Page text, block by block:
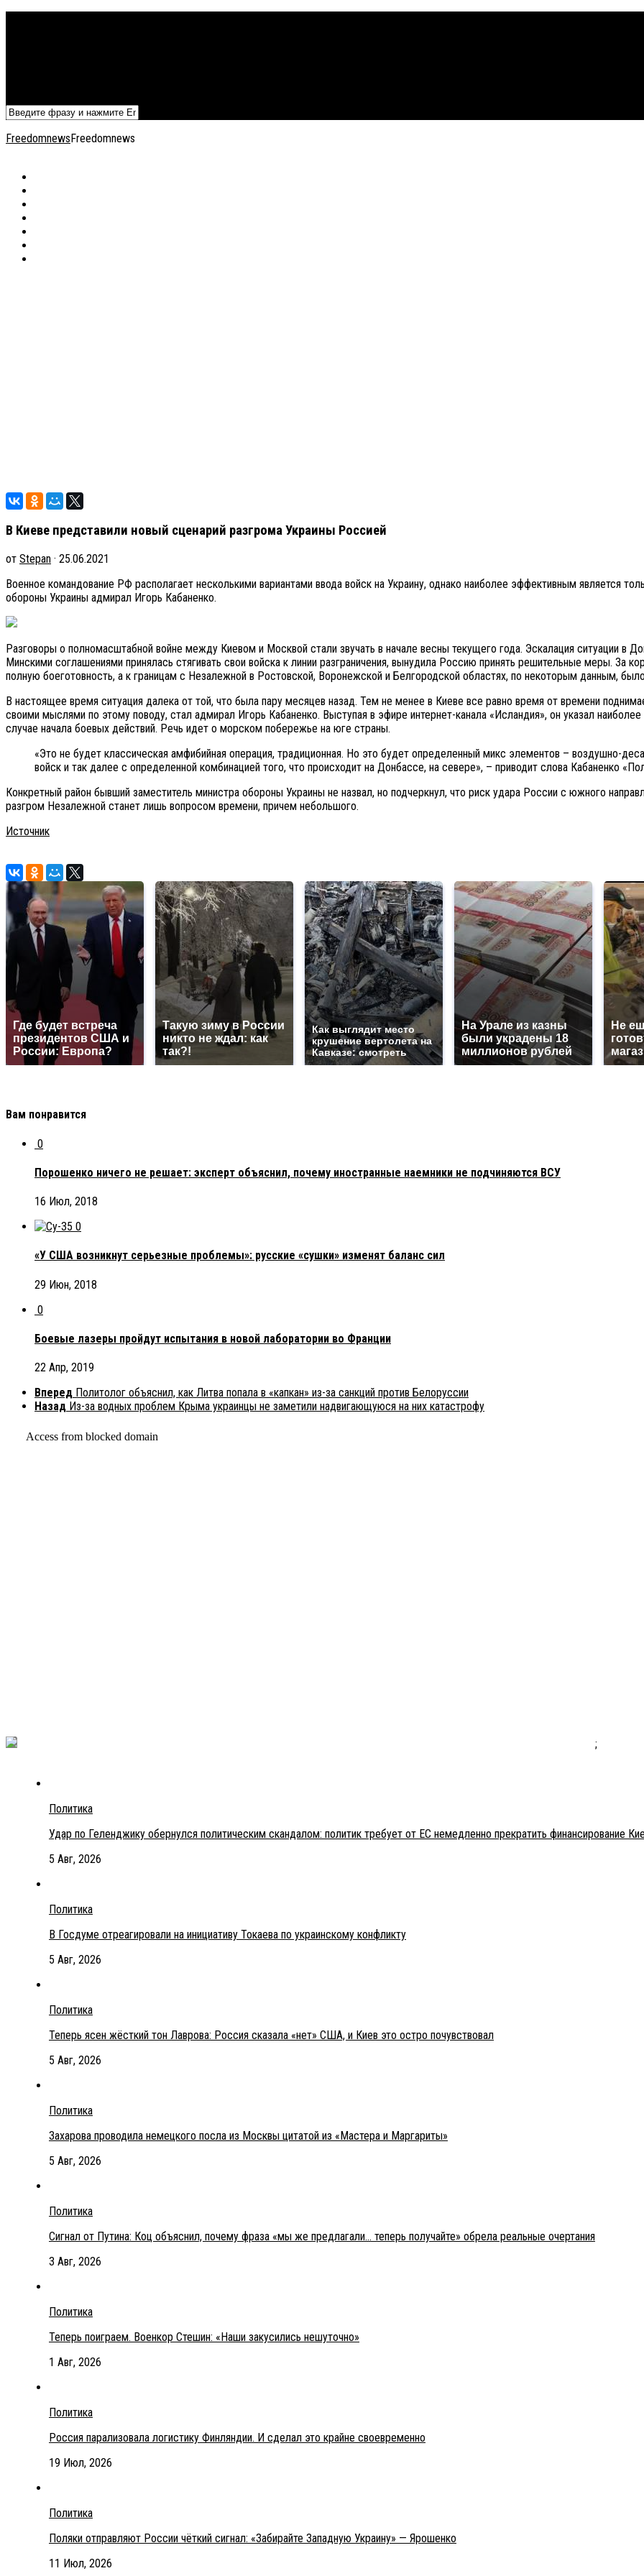
FreedomnewsFreedomnews
В Киеве представили новый сценарий разгрома Украины Россией
от Stepan · 25.06.2021
Военное командование РФ располагает несколькими вариантами ввода войск на Украину, однако наиболее эффективным является
обороны Украины адмирал Игорь Кабаненко.
Разговоры о полномасштабной войне между Киевом и Москвой стали звучать в начале весны текущего года. Эскалация ситуации в
Минскими соглашениями принялась стягивать свои войска к линии разграничения, вынудила Россию принять решительные меры. За
полную боеготовность, а к границам с Незалежной в Ростовской, Воронежской и Белгородской областях, по некоторым данным,
В настоящее время ситуация далека от той, что была пару месяцев назад. Тем не менее в Киеве все равно время от времени
своими мыслями по этому поводу, стал адмирал Игорь Кабаненко. Выступая в эфире интернет-канала «Исландия», он указал
случае начала боевых действий. Речь идет о морском побережье на юге страны.
«Это не будет классическая амфибийная операция, традиционная. Но это будет определенный микс элементов – воздушно-
войск и так далее с определенной комбинацией того, что происходит на Донбассе, на севере», – приводит слова Кабаненко
Конкретный район бывший заместитель министра обороны Украины не назвал, но подчеркнул, что риск удара России с южного
разгром Незалежной станет лишь вопросом времени, причем небольшого.
Источник
Где будет встреча
президентов США и
России: Европа?
Такую зиму в России
никто не ждал: как
так?!
Как выглядит место
крушение вертолета на
Кавказе: смотреть
На Урале из казны
были украдены 18
миллионов рублей
Не
Вам понравится
0
Порошенко ничего не решает: эксперт объяснил, почему иностранные наемники не подчиняются ВСУ
16 Июл, 2018
0
«У США возникнут серьезные проблемы»: русские «сушки» изменят баланс сил
29 Июн, 2018
0
Боевые лазеры пройдут испытания в новой лаборатории во Франции
22 Апр, 2019
Вперед Политолог объяснил, как Литва попала в «капкан» из-за санкций против Белоруссии
Назад Из-за водных проблем Крыма украинцы не заметили надвигающуюся на них катастрофу
;
Политика
Удар по Геленджику обернулся политическим скандалом: политик требует от ЕС немедленно прекратить финансирование
5 Авг, 2026
Политика
В Госдуме отреагировали на инициативу Токаева по украинскому конфликту
5 Авг, 2026
Политика
Теперь ясен жёсткий тон Лаврова: Россия сказала «нет» США, и Киев это остро почувствовал
5 Авг, 2026
Политика
Захарова проводила немецкого посла из Москвы цитатой из «Мастера и Маргариты»
5 Авг, 2026
Политика
Сигнал от Путина: Коц объяснил, почему фраза «мы же предлагали… теперь получайте» обрела реальные очертания
3 Авг, 2026
Политика
Теперь поиграем. Военкор Стешин: «Наши закусились нешуточно»
1 Авг, 2026
Политика
Россия парализовала логистику Финляндии. И сделал это крайне своевременно
19 Июл, 2026
Политика
Поляки отправляют России чёткий сигнал: «Забирайте Западную Украину» — Ярошенко
11 Июл, 2026